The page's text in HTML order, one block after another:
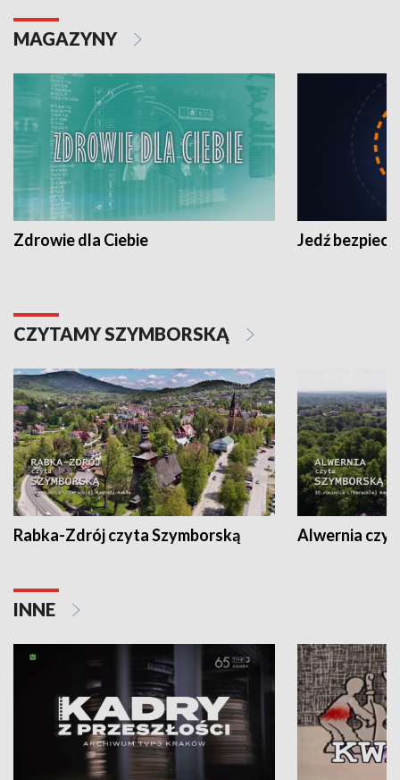
MAGAZYNY
Zdrowie dla Ciebie Jedź
CZYTAMY SZYMBORSKĄ
Rabka-Zdrój czyta Szymborską Alwernia
INNE